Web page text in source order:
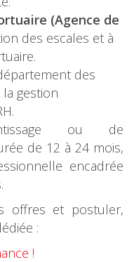
(Agence de
des escales et à
des
gestion
ou de
de 12 à 24 mois,
encadrée
offres et postuler,
:
!